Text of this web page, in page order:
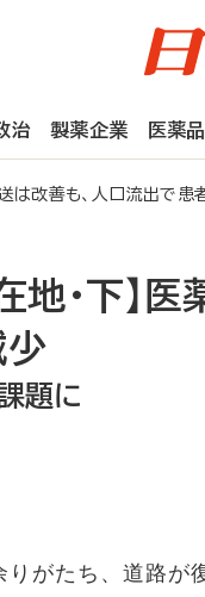
治 製薬企業 医薬
送は改善も、人口流出
地・下】
少
題に
がたち、道路が